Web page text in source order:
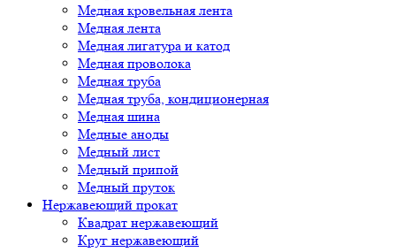
Медная кровельная лента
Медная лента
Медная лигатура и катод
Медная проволока
Медная труба
Медная труба, кондиционерная
Медная шина
Медные аноды
Медный лист
Медный припой
Медный пруток
Нержавеющий прокат
Квадрат нержавеющий
Круг нержавеющий